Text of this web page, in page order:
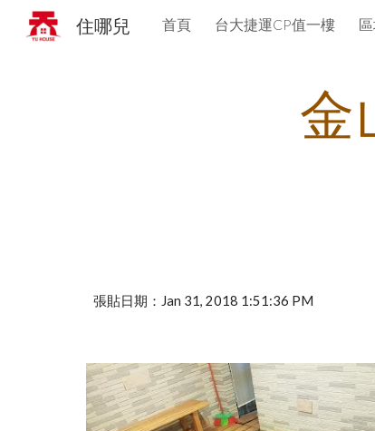
住哪兒 首頁 台大捷運CP值一樓
金
張貼日期：Jan 31, 2018 1:51:36 PM